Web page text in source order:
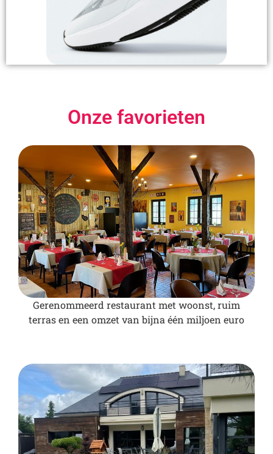
Onze favorieten
Gerenommeerd restaurant met woonst, ruim
terras en een omzet van bijna één miljoen euro